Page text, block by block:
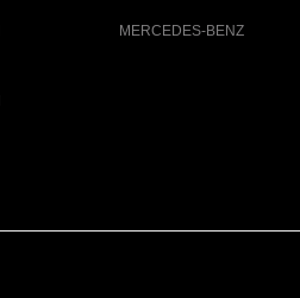
MERCEDES-BENZ